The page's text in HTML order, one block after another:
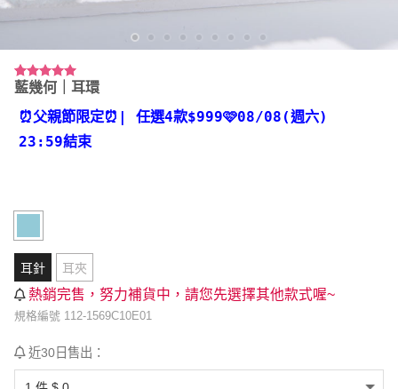
評分 5.00
3
位顧客進行
評分
藍幾何｜耳環
⏰父親節限定⏰ | 任選4款$999🩷08/08(週六)
23:59結束
耳針 耳夾
熱銷完售，努力補貨中，請您先選擇其他款式喔~
規格編號 112-1569C10E01
近30日售出：